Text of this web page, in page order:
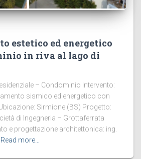
estetico ed energetico
in riva al lago di
– Condominio Intervento:
sismico ed energetico con
Sirmione (BS) Progetto:
di Ingegneria – Grottaferrata
e progettazione architettonica: ing.
Read more…